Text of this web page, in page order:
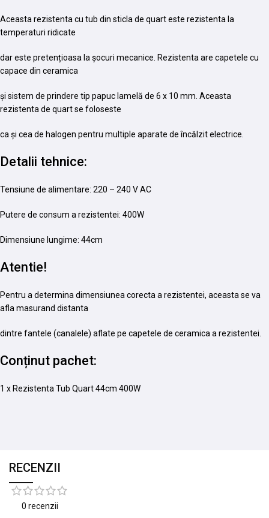
Aceasta rezistenta cu tub din sticla de quart este rezistenta la
temperaturi ridicate
dar este pretențioasa la șocuri mecanice. Rezistenta are capetele cu
capace din ceramica
și sistem de prindere tip papuc lamelă de 6 x 10 mm. Aceasta
rezistenta de quart se foloseste
ca și cea de halogen pentru multiple aparate de încălzit electrice.
Detalii tehnice:
Tensiune de alimentare: 220 – 240 V AC
Putere de consum a rezistentei: 400W
Dimensiune lungime: 44cm
Atentie!
Pentru a determina dimensiunea corecta a rezistentei, aceasta se va
afla masurand distanta
dintre fantele (canalele) aflate pe capetele de ceramica a rezistentei.
Conținut pachet:
1 x Rezistenta Tub Quart 44cm 400W
RECENZII
0 recenzii